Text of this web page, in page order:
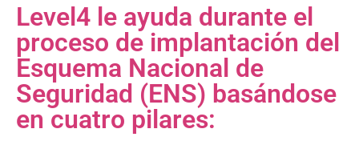
Level4 le ayuda durante el
proceso de implantación del
Esquema Nacional de
Seguridad (ENS) basándose
en cuatro pilares: